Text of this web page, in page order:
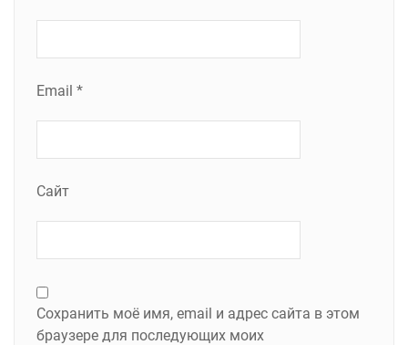
Email *
Сайт
Сохранить моё имя, email и адрес сайта в этом
браузере для последующих моих